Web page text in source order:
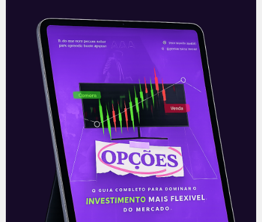
XP Inc (XP) fecha a compra de
boutique de M&A
Na manhã de quinta-feira (24) a XP
anunciou a aquisição da boutique Riza
Capital, especializada em M&A, sigla em
inglês para fusões e aquisições. Os
Leia mais